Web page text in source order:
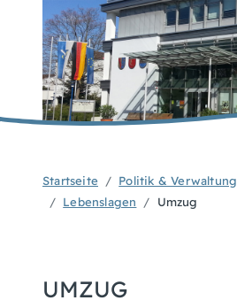
Startseite Politik & Verwaltung
Lebenslagen
Umzug
UMZUG